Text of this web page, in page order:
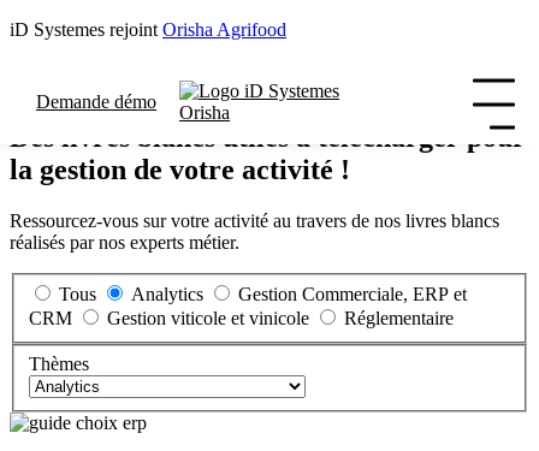
iD Systemes rejoint Orisha Agrifood
Demande démo
Des livres blancs utiles à télécharger pour
la gestion de votre activité !
Ressourcez-vous sur votre activité au travers de nos livres blancs
réalisés par nos experts métier.
Tous Analytics
CRM
Gestion viticole et vinicole Réglementaire
Thèmes